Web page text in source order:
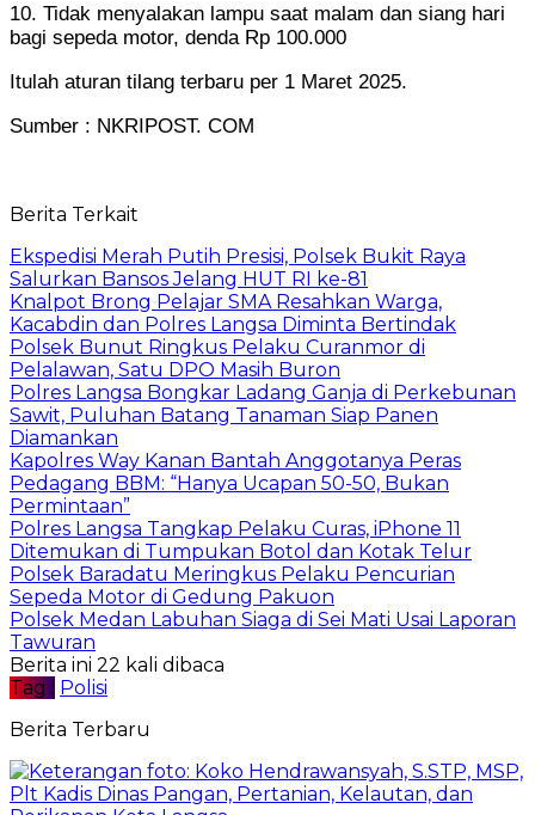
10. Tidak menyalakan lampu saat malam dan siang hari
bagi sepeda motor, denda Rp 100.000
Itulah aturan tilang terbaru per 1 Maret 2025.
Sumber : NKRIPOST. COM
Berita Terkait
Ekspedisi Merah Putih Presisi, Polsek Bukit Raya
Salurkan Bansos Jelang HUT RI ke-81
Knalpot Brong Pelajar SMA Resahkan Warga,
Kacabdin dan Polres Langsa Diminta Bertindak
Polsek Bunut Ringkus Pelaku Curanmor di
Pelalawan, Satu DPO Masih Buron
Polres Langsa Bongkar Ladang Ganja di Perkebunan
Sawit, Puluhan Batang Tanaman Siap Panen
Diamankan
Kapolres Way Kanan Bantah Anggotanya Peras
Pedagang BBM: “Hanya Ucapan 50-50, Bukan
Permintaan”
Polres Langsa Tangkap Pelaku Curas, iPhone 11
Ditemukan di Tumpukan Botol dan Kotak Telur
Polsek Baradatu Meringkus Pelaku Pencurian
Sepeda Motor di Gedung Pakuon
Polsek Medan Labuhan Siaga di Sei Mati Usai Laporan
Tawuran
Berita ini 22 kali dibaca
Tag : Polisi
Berita Terbaru